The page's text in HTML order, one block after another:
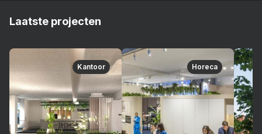
Laatste projecten
Kantoor Horeca